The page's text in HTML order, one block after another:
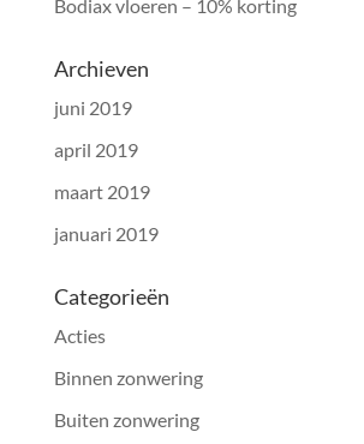
Bodiax vloeren – 10% korting
Archieven
juni 2019
april 2019
maart 2019
januari 2019
Categorieën
Acties
Binnen zonwering
Buiten zonwering